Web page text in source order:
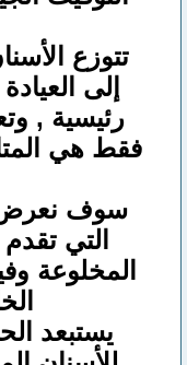
تتوزع
إلى
رئيسية ,
فقط هي
سوف نعرض
التي
المخلوعة
يستبعد